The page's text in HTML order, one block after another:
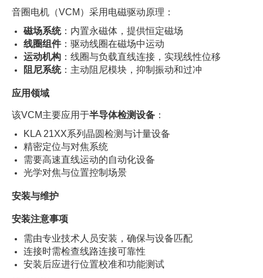
音圈电机（VCM）采用电磁驱动原理：
磁场系统：内置永磁体，提供恒定磁场
线圈组件：驱动线圈在磁场中运动
运动机构 ：线圈与负载直线连接，实现线性位移
阻尼系统：主动阻尼模块，抑制振动和过冲
应用领域
该VCM主要应用于半导体检测设备 ：
KLA 21XX系列晶圆检测与计量设备
精密定位与对焦系统
需要高速直线运动的自动化设备
光学对焦与位置控制场景
安装与维护
安装注意事项
需由专业技术人员安装，确保与设备匹配
连接时需检查线路连接可靠性
安装后应进行位置校准和功能测试